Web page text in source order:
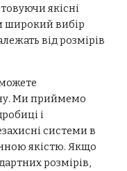
якісні
широкий вибір
від розмірів
Ми приймемо
і
системи в
якістю. Якщо
розмірів,